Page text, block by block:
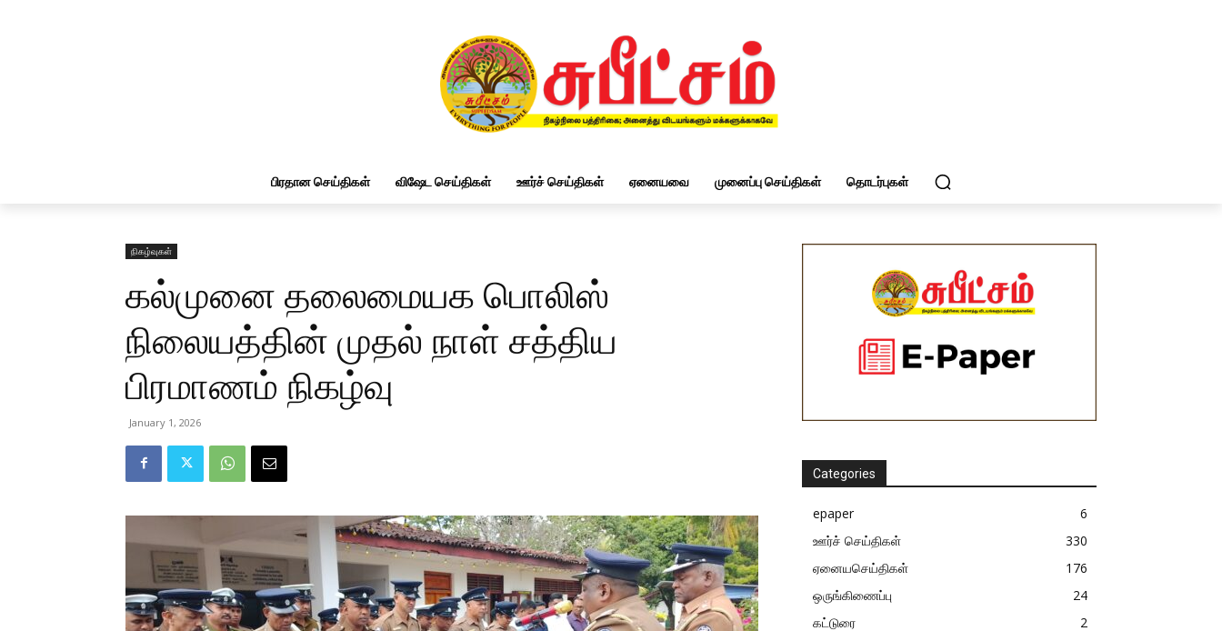
பிரதான செய்திகள் விஷேட செய்திகள் ஊர்ச் செய்திகள் ஏனையவை முனைப்பு செய்திகள் தொடர்புகள்
நிகழ்வுகள்
கல்முனை தலைமையக பொலிஸ்
நிலையத்தின் முதல் நாள் சத்திய
பிரமாணம் நிகழ்வு
January 1, 2026
Categories
epaper
6
ஊர்ச் செய்திகள்
330
ஏனையசெய்திகள்
176
ஒருங்கிணைப்பு
24
கட்டுரை
2